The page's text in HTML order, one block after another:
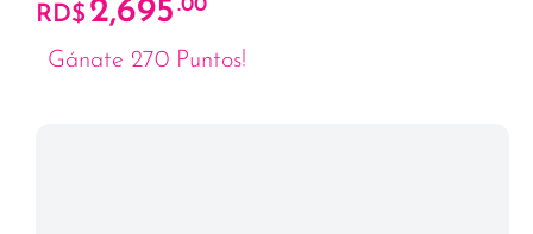
RD$ 2,695 .00
Gánate 270 Puntos!